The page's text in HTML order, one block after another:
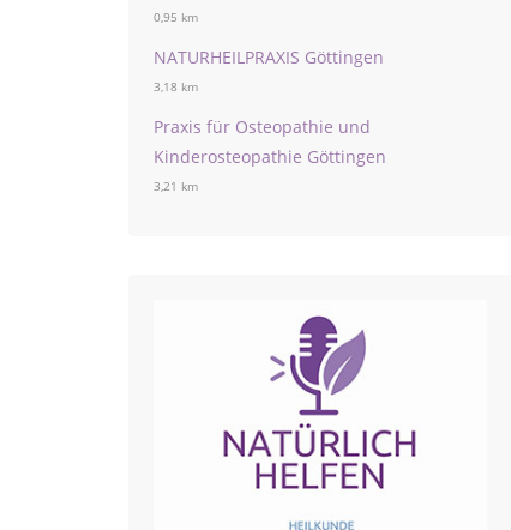
0,95 km
NATURHEILPRAXIS Göttingen
3,18 km
Praxis für Osteopathie und
Kinderosteopathie Göttingen
3,21 km